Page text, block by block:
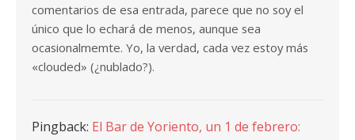
comentarios de esa entrada, parece que no soy el
único que lo echará de menos, aunque sea
ocasionalmemte. Yo, la verdad, cada vez estoy más
«clouded» (¿nublado?).
Pingback: El Bar de Yoriento, un 1 de febrero: